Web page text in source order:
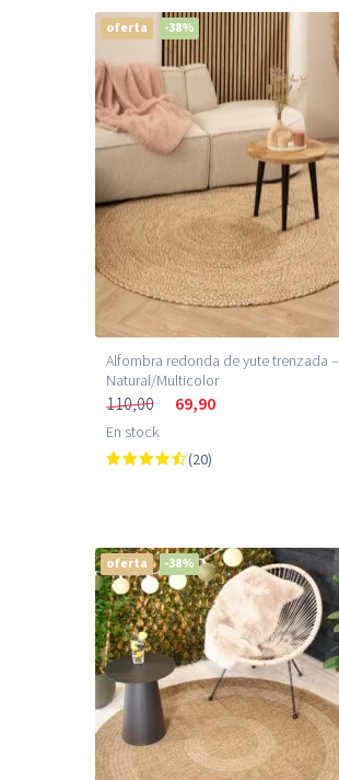
oferta -38%
Alfombra redonda de yute trenzada –
Natural/Multicolor
110,00 69,90
En stock
(20)
oferta -38%